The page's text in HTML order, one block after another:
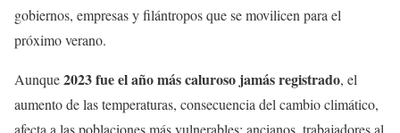
gobiernos, empresas y filántropos que se movilicen para el
próximo verano.
Aunque2023 fue el año más caluroso jamás registrado, el
aumento de las temperaturas, consecuencia del cambio climático,
afecta a las poblaciones más vulnerables: ancianos, trabajadores al